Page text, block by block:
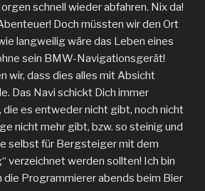
schnell wieder abfahren. Nix da!
Doch müssten wir den Ort
langweilig wäre das Leben eines
sein BMW-Navigationsgerät!
wir, dass dies alles mit Absicht
Das Navi schickt Dich immer
die es entweder nicht gibt, noch nicht
nicht mehr gibt, bzw. so steinig und
selbst für Bergsteiger mit dem
verzeichnet werden sollten! Ich bin
die Programmierer abends beim Bier